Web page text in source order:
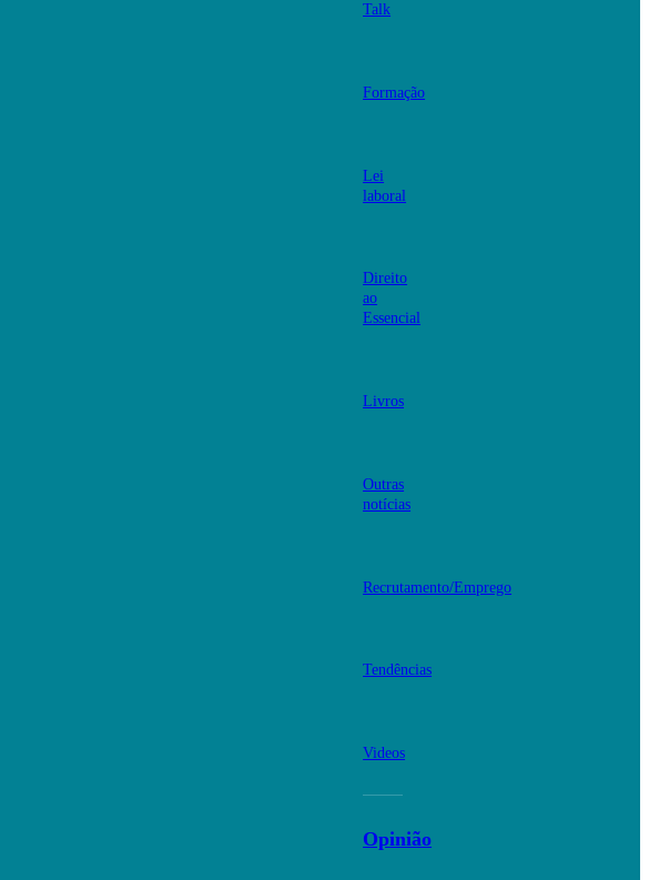
Talk
Formação
Lei
laboral
Direito
ao
Essencial
Livros
Outras
notícias
Recrutamento/Emprego
Tendências
Videos
Opinião